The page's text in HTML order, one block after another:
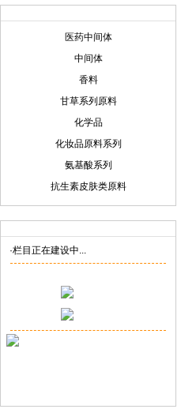
医药中间体
中间体
香料
甘草系列原料
化学品
化妆品原料系列
氨基酸系列
抗生素皮肤类原料
·栏目正在建设中...